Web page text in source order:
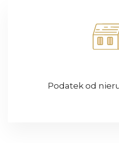
Podatek od